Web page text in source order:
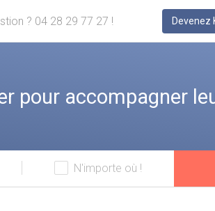
? 04 28 29 77 27 ! Devenez
pour accompagner
N'importe où !